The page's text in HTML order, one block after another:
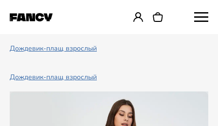
Дождевик-плащ взрослый
Дождевик-плащ взрослый